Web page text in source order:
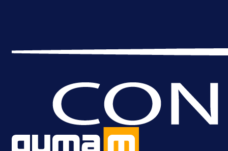
A Selekcija
postati novo pojačanje Hajduka!
1 dan 22 h